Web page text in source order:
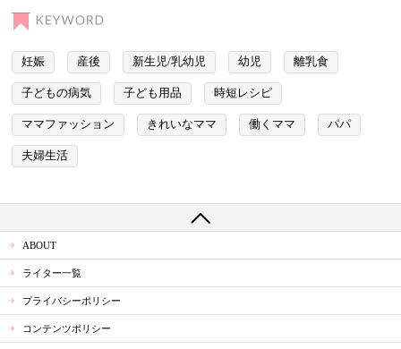
妊娠 産後 新生児/乳幼児 幼児 離乳食
子どもの病気 子ども用品 時短レシピ
ママファッション きれいなママ 働くママ パパ
夫婦生活
ABOUT
ライター一覧
プライバシーポリシー
コンテンツポリシー